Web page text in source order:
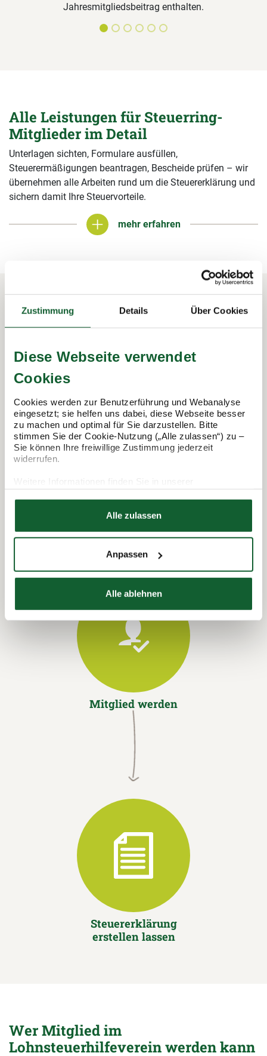
Zustimmung Details Über Cookies
Diese Webseite verwendet
Cookies
Cookies werden zur Benutzerführung und Webanalyse
eingesetzt; sie helfen uns dabei, diese Webseite besser
zu machen und optimal für Sie darzustellen. Bitte
stimmen Sie der Cookie-Nutzung („Alle zulassen“) zu –
Sie können Ihre freiwillige Zustimmung jederzeit
widerrufen.
Datenschutzerklärung
Hier finden Sie unser
Alle zulassen
Anpassen
Alle ablehnen
Jahresmitgliedsbeitrag enthalten.
Alle Leistungen für Steuerring-
Mitglieder im Detail
Unterlagen sichten, Formulare ausfüllen,
Steuerermäßigungen beantragen, Bescheide prüfen – wir
übernehmen alle Arbeiten rund um die Steuererklärung und
sichern damit Ihre Steuervorteile.
mehr erfahren
mehr erfahren
In 3 Schritten zur Steuererklärung.
Mitglied werden
Steuererklärung
erstellen lassen
Wer Mitglied im
Lohnsteuerhilfeverein werden kann